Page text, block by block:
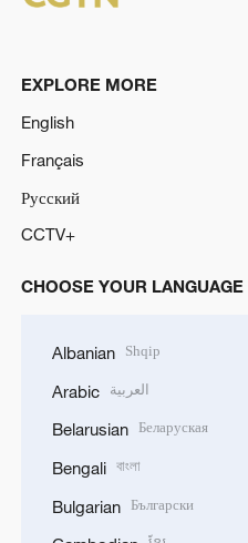
EXPLORE MORE
English
Français
Русский
CCTV+
CHOOSE YOUR LANGUAGE
Albanian Shqip
Arabic العربية
Belarusian Беларуская
Bengali বাংলা
Bulgarian Български